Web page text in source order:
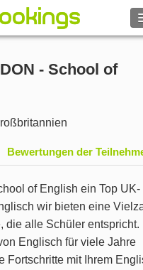
- School of
Bewertungen der
of English ein Top UK-
wir bieten eine
die alle Schüler entspricht.
Englisch für viele Jahre
Fortschritte mit Ihrem